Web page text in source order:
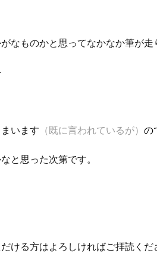
なものかと思ってなかなか筆が走
います （既に言われているが） の
と思った次第です。
ける方はよろしければご拝読くだ